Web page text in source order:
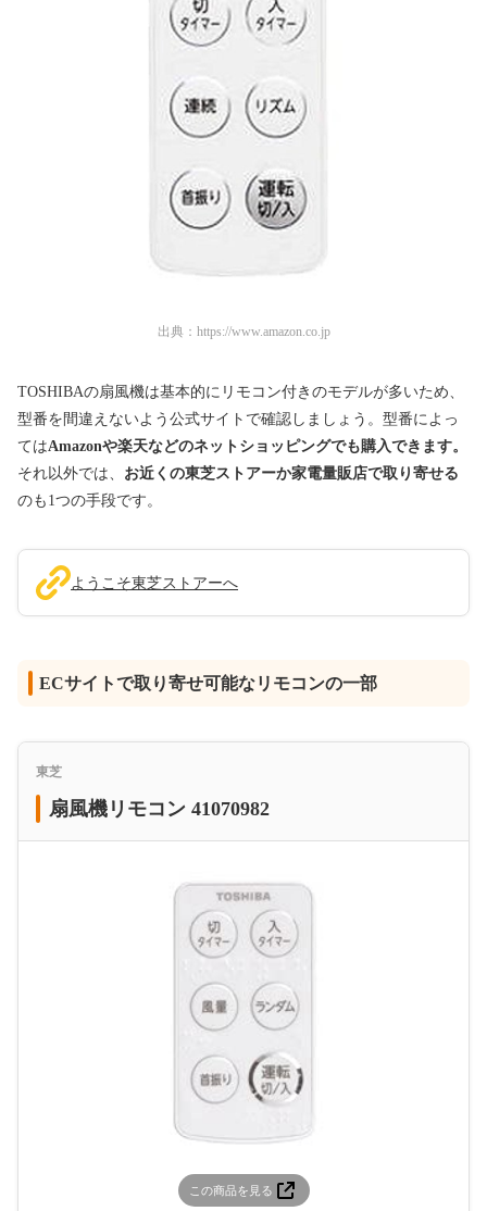
出典： https://www.amazon.co.jp
TOSHIBAの扇風機は基本的にリモコン付きのモデルが多いため、
型番を間違えないよう公式サイトで確認しましょう。型番によっ
てはAmazonや楽天などのネットショッピングでも購入できます。
それ以外では、 お近くの東芝ストアーか家電量販店で取り寄せる
のも1つの手段です。
ようこそ東芝ストアーへ
ECサイトで取り寄せ可能なリモコンの一部
東芝
扇風機リモコン 41070982
この商品を見る